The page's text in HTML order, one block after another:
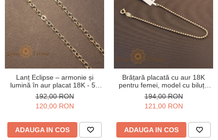
Lanț Eclipse – armonie și
lumină în aur placat 18K - 50
cm
192,00 RON
120,00 RON
ADAUGA IN COS
Brățară placată cu aur 18K
pentru femei, model cu biluțe
clasice, 19 cm
194,00 RON
121,00 RON
ADAUGA IN COS